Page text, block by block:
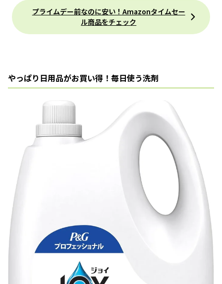
プライムデー前なのに安い！Amazonタイムセー
ル商品をチェック
やっぱり日用品がお買い得！毎日使う洗剤